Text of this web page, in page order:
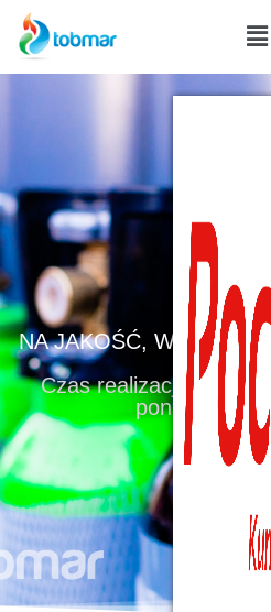
NA JAKOŚĆ, WYGODĘ
Czas realizacji
poniedziałku